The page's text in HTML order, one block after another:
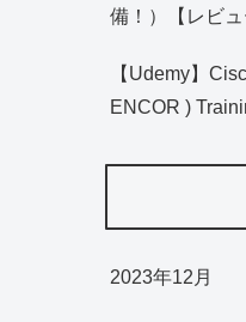
備！）【レビュ
【Udemy】
ENCOR )
2023年12月